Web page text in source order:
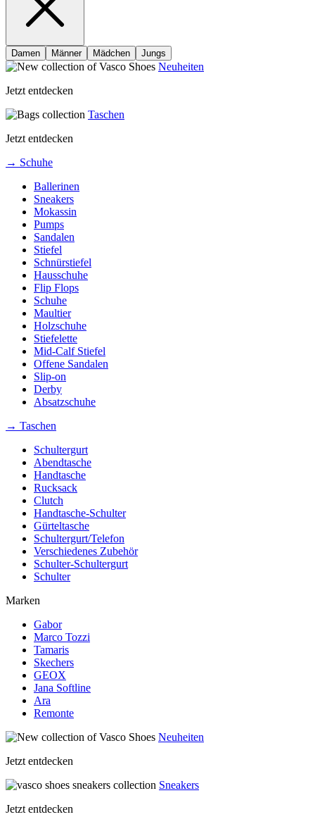
Damen Männer Mädchen Jungs
Neuheiten
Jetzt entdecken
Taschen
Jetzt entdecken
→ Schuhe
Ballerinen
Sneakers
Mokassin
Pumps
Sandalen
Stiefel
Schnürstiefel
Hausschuhe
Flip Flops
Schuhe
Maultier
Holzschuhe
Stiefelette
Mid-Calf Stiefel
Offene Sandalen
Slip-on
Derby
Absatzschuhe
→ Taschen
Schultergurt
Abendtasche
Handtasche
Rucksack
Clutch
Handtasche-Schulter
Gürteltasche
Schultergurt/Telefon
Verschiedenes Zubehör
Schulter-Schultergurt
Schulter
Marken
Gabor
Marco Tozzi
Tamaris
Skechers
GEOX
Jana Softline
Ara
Remonte
Neuheiten
Jetzt entdecken
Sneakers
Jetzt entdecken